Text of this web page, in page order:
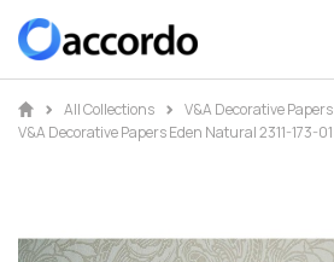
All Collections
V&A Decorative Papers
V&A Decorative Papers Eden Natural 2311-173-01